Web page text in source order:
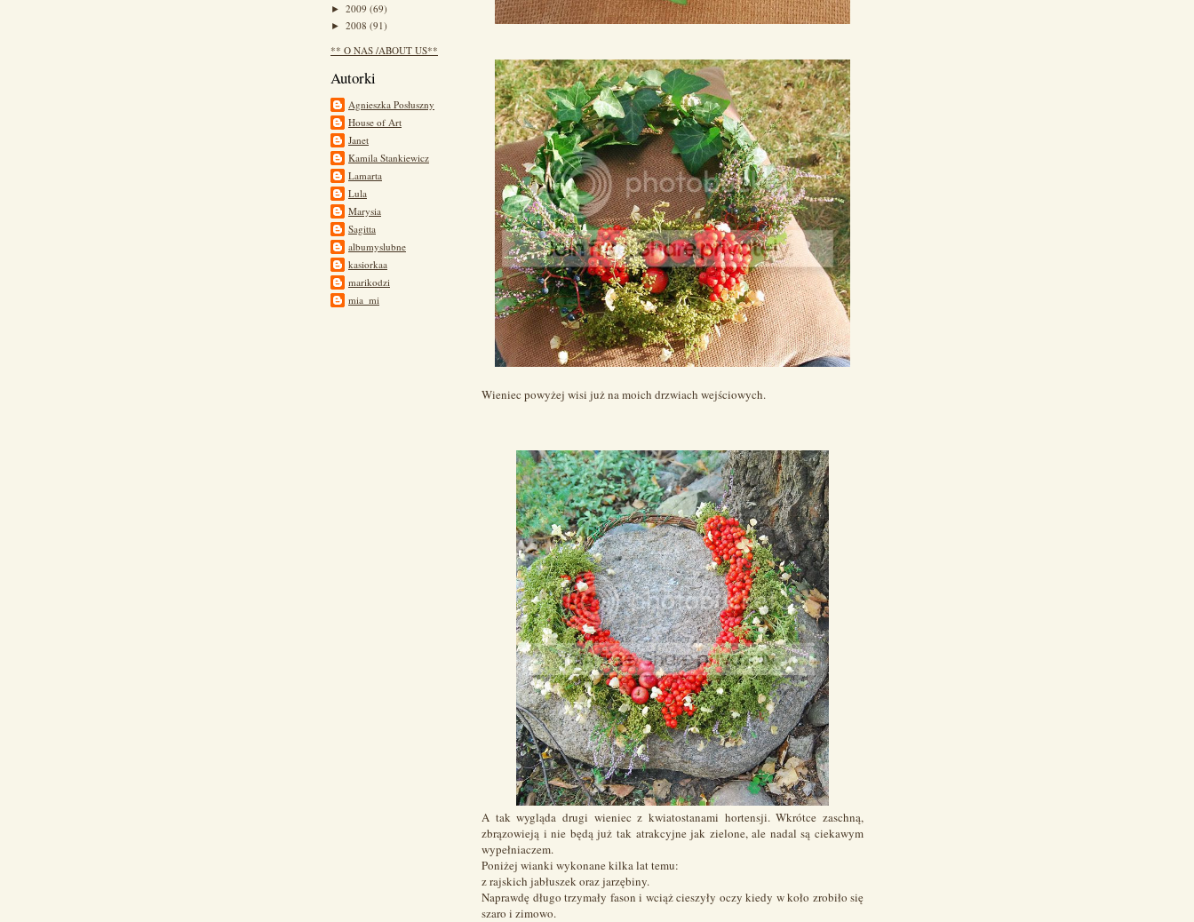
► 2009 (69)
► 2008 (91)
** O NAS /ABOUT US**
Autorki
Agnieszka Posłuszny
House of Art
Janet
Kamila Stankiewicz
Lamarta
Lula
Marysia
Sagitta
albumyslubne
kasiorkaa
marikodzi
mia_mi
Wieniec powyżej wisi już na moich drzwiach wejściowych.
A tak wygląda drugi wieniec z kwiatostanami hortensji. Wkrótce zaschną,
zbrązowieją i nie będą już tak atrakcyjne jak zielone, ale nadal są ciekawym
wypełniaczem.
Poniżej wianki wykonane kilka lat temu:
z rajskich jabłuszek oraz jarzębiny.
Naprawdę długo trzymały fason i wciąż cieszyły oczy kiedy w koło zrobiło się
szaro i zimowo.